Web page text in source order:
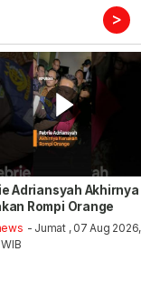
>
Adriansyah Akhirnya
Rompi Orange
- Jumat , 07 Aug 2026,